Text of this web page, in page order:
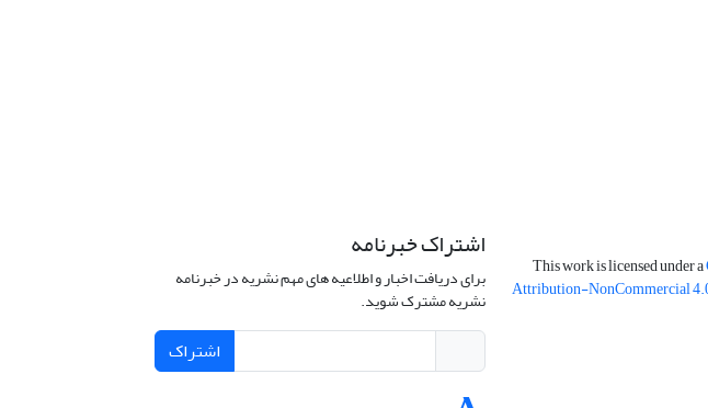
This work is licensed under a
Attribution-NonCommercial
اشتراک خبرنامه
برای دریافت اخبار و اطلاعیه های مهم نشریه در خبرنامه
نشریه مشترک شوید.
اشتراک